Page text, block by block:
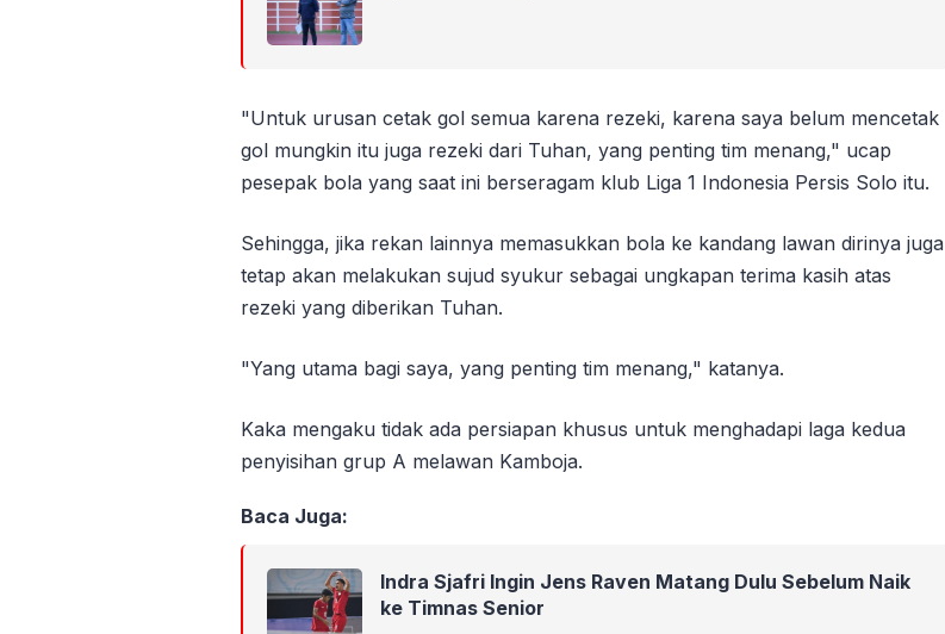
"Untuk urusan cetak gol semua karena rezeki, karena saya belum mencetak
gol mungkin itu juga rezeki dari Tuhan, yang penting tim menang," ucap
pesepak bola yang saat ini berseragam klub Liga 1 Indonesia Persis Solo itu.
Sehingga, jika rekan lainnya memasukkan bola ke kandang lawan dirinya juga
tetap akan melakukan sujud syukur sebagai ungkapan terima kasih atas
rezeki yang diberikan Tuhan.
"Yang utama bagi saya, yang penting tim menang," katanya.
Kaka mengaku tidak ada persiapan khusus untuk menghadapi laga kedua
penyisihan grup A melawan Kamboja.
Baca Juga:
Indra Sjafri Ingin Jens Raven Matang Dulu Sebelum Naik
ke Timnas Senior